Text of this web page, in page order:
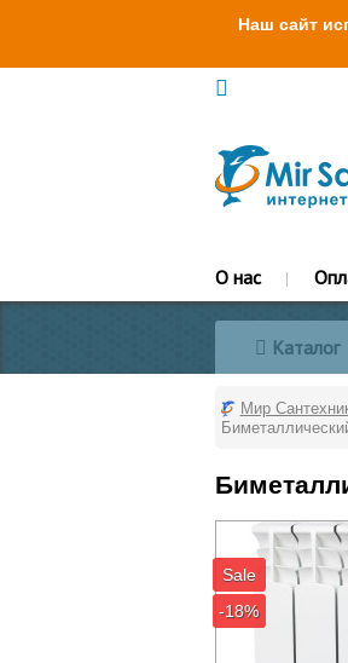
Наш сайт
О нас
Каталог
Мир
-18%
Sale